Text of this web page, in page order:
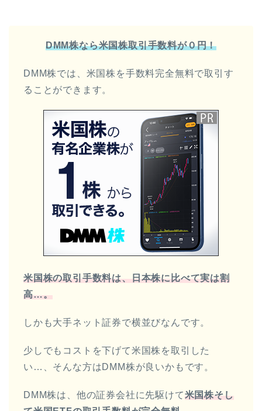
DMM株なら米国株取引手数料が０円！
DMM株では、米国株を手数料完全無料で取引す
ることができます。
米国株の取引手数料は、日本株に比べて実は割
高…。
しかも大手ネット証券で横並びなんです。
少しでもコストを下げて米国株を取引した
い…、そんな方はDMM株が良いかもです。
DMM株は、他の証券会社に先駆けて米国株そし